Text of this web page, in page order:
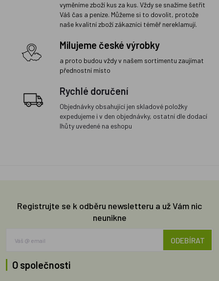
vyměníme zboží kus za kus. Vždy se snažíme šetřit
Váš čas a peníze. Můžeme si to dovolit, protože
naše kvalitní zboží zákazníci téměř nereklamují.
Milujeme české výrobky
a proto budou vždy v našem sortimentu zaujímat
přednostní místo
Rychlé doručení
Objednávky obsahující jen skladové položky
expedujeme i v den objednávky, ostatní dle dodací
lhůty uvedené na eshopu
Registrujte se k odběru newsletteru a už Vám nic
neunikne
ODEBÍRAT
O společnosti